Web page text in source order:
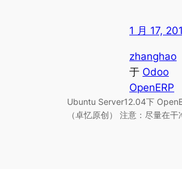
1 月 17,
zhanghao
于 Odoo
OpenERP
Ubuntu Server12.04下
（卓忆原创） 注意：尽量在